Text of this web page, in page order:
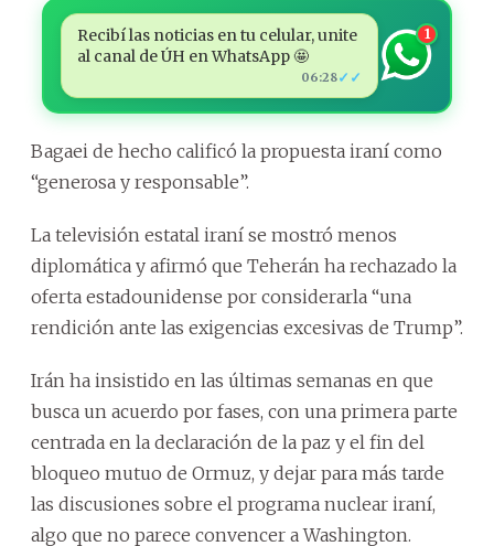
Recibí las noticias en tu celular, unite
al canal de ÚH en WhatsApp 🤩
06:28✓✓
1
Bagaei de hecho calificó la propuesta iraní como
“generosa y responsable”.
La televisión estatal iraní se mostró menos
diplomática y afirmó que Teherán ha rechazado la
oferta estadounidense por considerarla “una
rendición ante las exigencias excesivas de Trump”.
Irán ha insistido en las últimas semanas en que
busca un acuerdo por fases, con una primera parte
centrada en la declaración de la paz y el fin del
bloqueo mutuo de Ormuz, y dejar para más tarde
las discusiones sobre el programa nuclear iraní,
algo que no parece convencer a Washington.